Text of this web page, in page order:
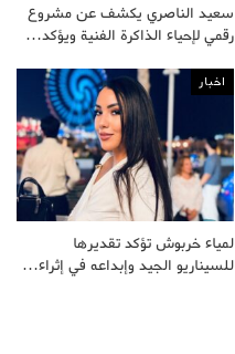
سعيد الناصري يكشف عن مشروع
رقمي لإحياء الذاكرة الفنية ويؤكد…
اخبار
لمياء خربوش تؤكد تقديرها
للسيناريو الجيد وإبداعه في إثراء…